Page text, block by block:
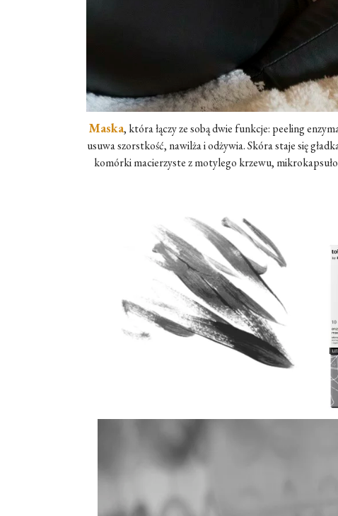
Maska, która łączy ze sobą dwie funkcje: peeling
usuwa szorstkość, nawilża i odżywia. Skóra staje się
komórki macierzyste z motylego krzewu,